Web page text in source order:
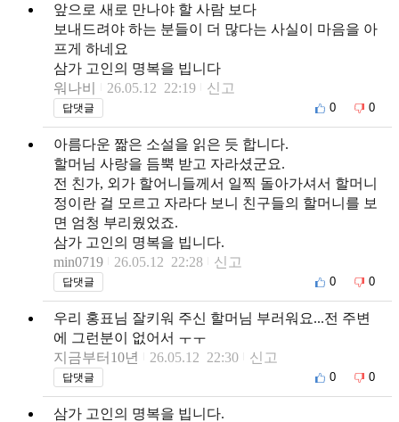
앞으로 새로 만나야 할 사람 보다
보내드려야 하는 분들이 더 많다는 사실이 마음을 아
프게 하네요
삼가 고인의 명복을 빕니다
워나비
26.05.12 22:19 신고
답댓글 0 0
아름다운 짦은 소설을 읽은 듯 합니다.
할머님 사랑을 듬뿍 받고 자라셨군요.
전 친가, 외가 할어니들께서 일찍 돌아가셔서 할머니
정이란 걸 모르고 자라다 보니 친구들의 할머니를 보
면 엄청 부리웠었죠.
삼가 고인의 명복을 빕니다.
min0719
26.05.12 22:28 신고
답댓글 0 0
우리 홍표님 잘키워 주신 할머님 부러워요...전 주변
에 그런분이 없어서 ㅜㅜ
지금부터10년
26.05.12 22:30 신고
답댓글 0 0
삼가 고인의 명복을 빕니다.